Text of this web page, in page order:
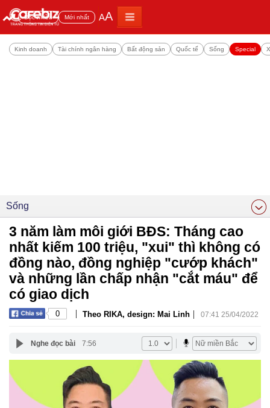
Đọc nhiều Mới nhất AA
Kinh doanh Tài chính ngân hàng Bất động sản Quốc tế Sống Special
Sống
3 năm làm môi giới BĐS: Tháng cao
nhất kiếm 100 triệu, "xui" thì không có
đồng nào, đồng nghiệp "cướp khách"
và những lần chấp nhận "cắt máu" để
có giao dịch
0 | Theo RIKA, design: Mai Linh | 07:41 25/04/2022
Nghe đọc bài 7:56